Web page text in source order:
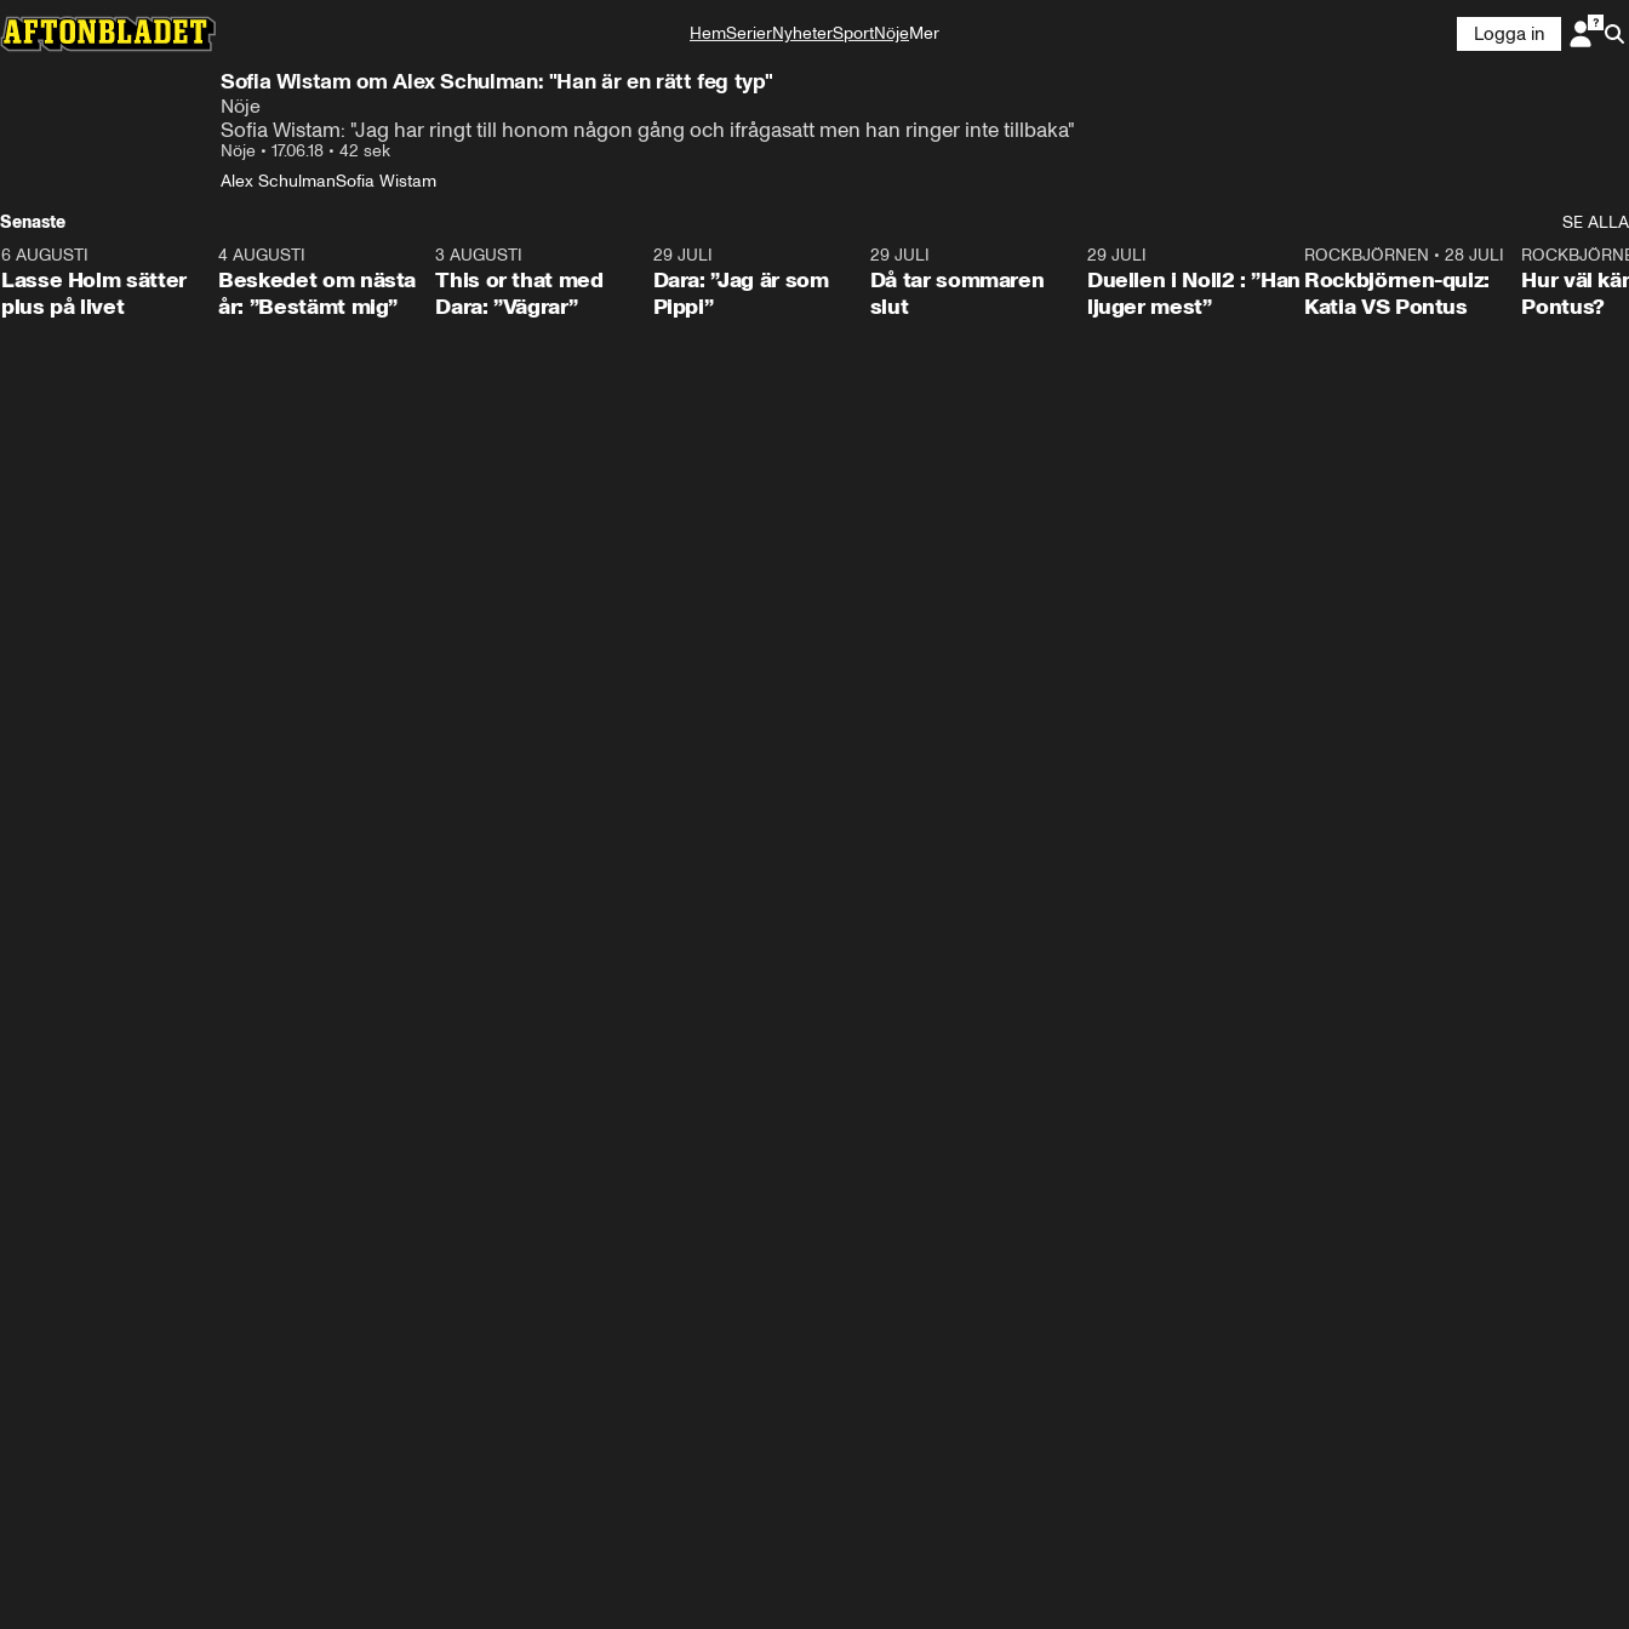
HemSerierNyheterSportNöjeMer
Logga in
Sofia Wistam om Alex Schulman: "Han är en rätt feg typ"
Nöje
Sofia Wistam: "Jag har ringt till honom någon gång och ifrågasatt men han ringer inte tillbaka"
Nöje • 17.06.18 • 42 sek
Alex SchulmanSofia Wistam
Senaste
SE ALLA
1:04
6 AUGUSTI
Lasse Holm sätter
plus på livet
0:24
4 AUGUSTI
Beskedet om nästa
år: ”Bestämt mig”
3 AUGUSTI
This or that med
Dara: ”Vägrar”
29 JULI
Dara: ”Jag är som
Pippi”
29 JULI
Då tar sommaren
slut
29 JULI
Duellen i Noll2 : ”Han
ljuger mest”
0:15
ROCKBJÖRNEN •28 JULI
Rockbjörnen-quiz:
Katia VS Pontus
Hur väl
Pontus?